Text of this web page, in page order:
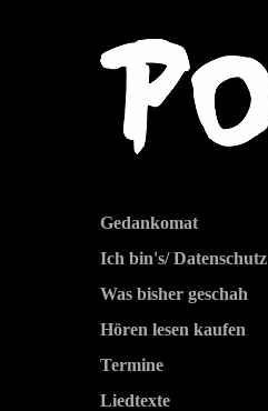
Gedankomat
Ich bin's/ Datenschutz
Was bisher geschah
Hören lesen kaufen
Termine
Liedtexte